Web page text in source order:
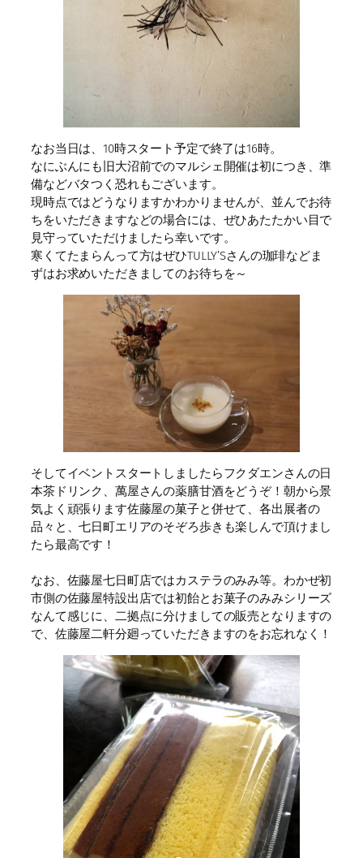
なお当日は、10時スタート予定で終了は16時。
なにぶんにも旧大沼前でのマルシェ開催は初につき、準
備などバタつく恐れもございます。
現時点ではどうなりますかわかりませんが、並んでお待
ちをいただきますなどの場合には、ぜひあたたかい目で
見守っていただけましたら幸いです。
寒くてたまらんって方はぜひTULLY’Sさんの珈琲などま
ずはお求めいただきましてのお待ちを～
そしてイベントスタートしましたらフクダエンさんの日
本茶ドリンク、萬屋さんの薬膳甘酒をどうぞ！朝から景
気よく頑張ります佐藤屋の菓子と併せて、各出展者の
品々と、七日町エリアのそぞろ歩きも楽しんで頂けまし
たら最高です！
なお、佐藤屋七日町店ではカステラのみみ等。わかぜ初
市側の佐藤屋特設出店では初飴とお菓子のみみシリーズ
なんて感じに、二拠点に分けましての販売となりますの
で、佐藤屋二軒分廻っていただきますのをお忘れなく！